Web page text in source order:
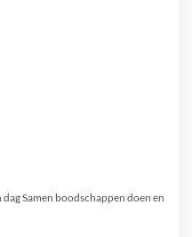
Samen boodschappen doen en